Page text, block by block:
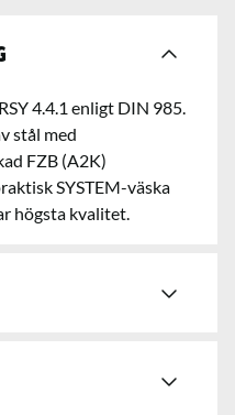
4.4.1 enligt DIN 985.
stål med
FZB (A2K)
SYSTEM-väska
högsta kvalitet.